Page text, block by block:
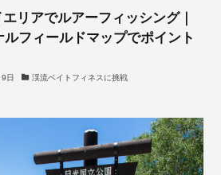
リアでルアーフィッシング｜
フィールドマップでポイント
日 渓流ベイトフィネスに挑戦